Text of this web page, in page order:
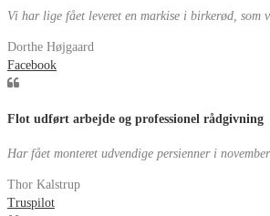
Vi har lige fået leveret en markise i birkerød, som
Dorthe Højgaard
Facebook
Flot udført arbejde og professionel rådgivning
Har fået monteret udvendige persienner i
Thor Kalstrup
Truspilot